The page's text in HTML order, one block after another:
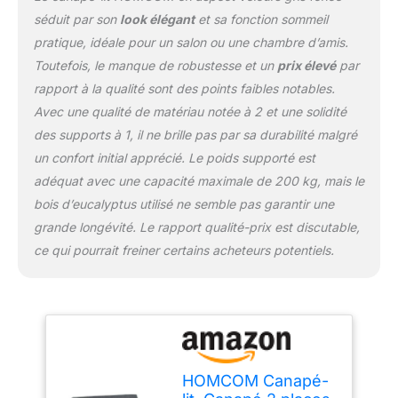
profitez d'un confort
d'assise supérieur avec
des coussins
rembourrés luxuriants,
complétés par deux
supplémentaires et un
accoudoir utile. La
housse en tissu doux du
canapé avec fonction
couchage est agréable
sur la peau et augmente
le bien-être en position
grande stabilité et une
capacité de charge allant
jusqu'à 200 kg. Les
séduit par son look élégantet sa fonction sommeil
pratique, idéale pour un salon ou une chambre d’amis.
Toutefois, le manque de robustesse et un prix élevépar
rapport à la qualité sont des points faibles notables.
Avec une qualité de matériau notée à 2 et une solidité
des supports à 1, il ne brille pas par sa durabilité malgré
un confort initial apprécié. Le poids supporté est
adéquat avec une capacité maximale de 200 kg, mais le
bois d’eucalyptus utilisé ne semble pas garantir une
grande longévité. Le rapport qualité-prix est discutable,
ce qui pourrait freiner certains acheteurs potentiels.
HOMCOM Canapé-